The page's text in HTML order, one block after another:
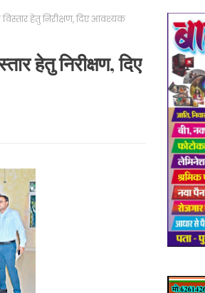
हेतु निरीक्षण, दिए आवश्यक
हेतु निरीक्षण, दिए